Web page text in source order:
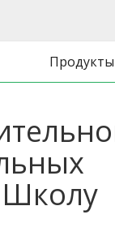
Продукты
Школу